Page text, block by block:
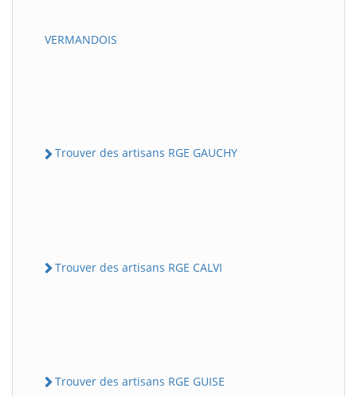
VERMANDOIS
Trouver des artisans RGE GAUCHY
Trouver des artisans RGE CALVI
Trouver des artisans RGE GUISE